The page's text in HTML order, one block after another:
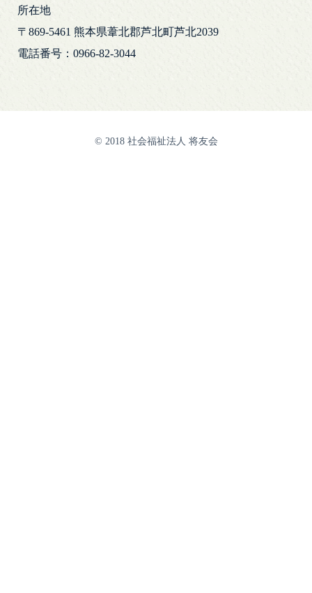
所在地
〒869-5461 熊本県葦北郡芦北町芦北2039
電話番号：0966-82-3044
© 2018 社会福祉法人 将友会